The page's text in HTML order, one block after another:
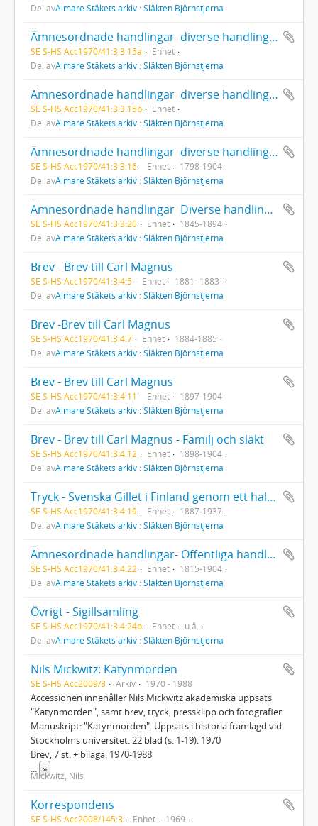
Del avAlmare Stäkets arkiv : Släkten Björnstjerna
Ämnesordnade handlingar  diverse handlingar rörande Inrikespolitisk verksamhet  Byggnationer och monument  Riksdags- och bankhuset i Stockholm
SE S-HS Acc1970/41:3:3:15a
Enhet
Del avAlmare Stäkets arkiv : Släkten Björnstjerna
Ämnesordnade handlingar  diverse handlingar rörande Inrikespolitisk verksamhet  Byggnationer och monument  Riksdags- och bankhuset i Stockholm
SE S-HS Acc1970/41:3:3:15b
Enhet
Del avAlmare Stäkets arkiv : Släkten Björnstjerna
Ämnesordnade handlingar  diverse handlingar rörande Inrikespolitisk verksamhet  Blandat
SE S-HS Acc1970/41:3:3:16 Enhet
1798-1904
Del avAlmare Stäkets arkiv : Släkten Björnstjerna
Ämnesordnade handlingar  Diverse handlingar rörande Inrikespolitisk verksamhet  Övrigt
SE S-HS Acc1970/41:3:3:20 Enhet
1845-1894
Del avAlmare Stäkets arkiv : Släkten Björnstjerna
Brev - Brev till Carl Magnus
SE S-HS Acc1970/41:3:4:5 Enhet
1881- 1883
Del avAlmare Stäkets arkiv : Släkten Björnstjerna
Brev -Brev till Carl Magnus
SE S-HS Acc1970/41:3:4:7 Enhet
1884-1885
Del avAlmare Stäkets arkiv : Släkten Björnstjerna
Brev - Brev till Carl Magnus
SE S-HS Acc1970/41:3:4:11 Enhet
1897-1904
Del avAlmare Stäkets arkiv : Släkten Björnstjerna
Brev - Brev till Carl Magnus - Familj och släkt
SE S-HS Acc1970/41:3:4:12 Enhet
1898-1904
Del avAlmare Stäkets arkiv : Släkten Björnstjerna
Tryck - Svenska Gillet i Finland genom ett halvt sekel
SE S-HS Acc1970/41:3:4:19 Enhet
1887-1937
Del avAlmare Stäkets arkiv : Släkten Björnstjerna
Ämnesordnade handlingar- Offentliga handlingar
SE S-HS Acc1970/41:3:4:22 Enhet
1815-1904
Del avAlmare Stäkets arkiv : Släkten Björnstjerna
Övrigt - Sigillsamling
SE S-HS Acc1970/41:3:4:24b Enhet
u.å.
Del avAlmare Stäkets arkiv : Släkten Björnstjerna
Nils Mickwitz: Katynmorden
SE S-HS Acc2009/3 Arkiv 1970 - 1988
Accessionen innehåller Nils Mickwitz akademiska uppsats
"Katynmorden", samt brev, tryck, pressklipp och fotografier.
Manuskript: "Katynmorden". Uppsats i historia framlagd vid
Stockholms universitet. 22 blad (s. 1-19). 1970
Brev, 7 st. + bilaga. 1970-1988
»
Mickwitz, Nils
Korrespondens
SE S-HS Acc2008/145:3 Enhet
1969